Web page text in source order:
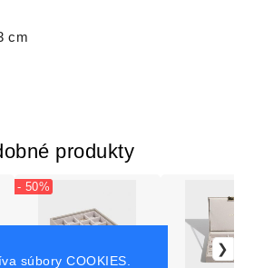
súbory COOKIES.
cm
produkty
- 50%